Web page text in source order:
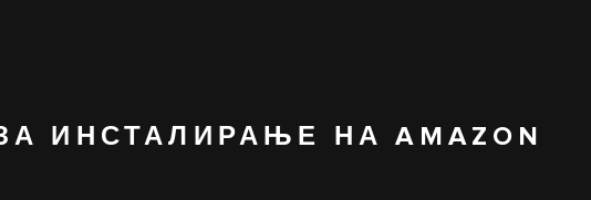
ИНСТАЛИРАЊЕ НА AMAZON